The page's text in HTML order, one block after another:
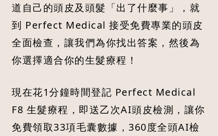
道自己的頭皮及頭髮「出了什麼事」，就
到 Perfect Medical 接受免費專業的頭皮
全面檢查，讓我們為你找出答案，然後為
你選擇適合你的生髮療程！
現在花1分鐘時間登記 Perfect Medical
F8 生髮療程，即送乙次AI頭皮檢測，讓你
免費領取33項毛囊數據，360度全頭AI檢